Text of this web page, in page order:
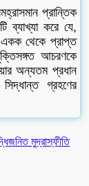
প্রান্তিক
ব্যাখ্যা করে যে,
একক থেকে প্রাপ্ত
আচরণকে
অন্যতম প্রধান
গ্রহণের
মুদ্রাস্ফীতি